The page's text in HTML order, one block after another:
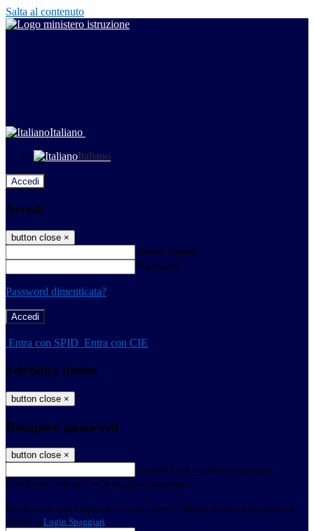
Salta al contenuto
Italiano
Italiano
Accedi
Accedi
button close ×
Nome Utente
Password
Password dimenticata?
-
Entra con SPID Entra con CIE
Seleziona utente
button close ×
Recupero password
button close ×
E-mail Verrà inviato un messaggio
all'indirizzo indicato con le istruzioni necessarie.
Non hai una e-mail associata al nome utente? Effettua il reset della password
tramite la Login Spaggiari